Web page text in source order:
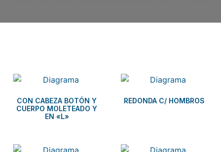
CON CABEZA BOTÓN Y
CUERPO MOLETEADO Y
EN «L»
REDONDA C/ HOMBROS